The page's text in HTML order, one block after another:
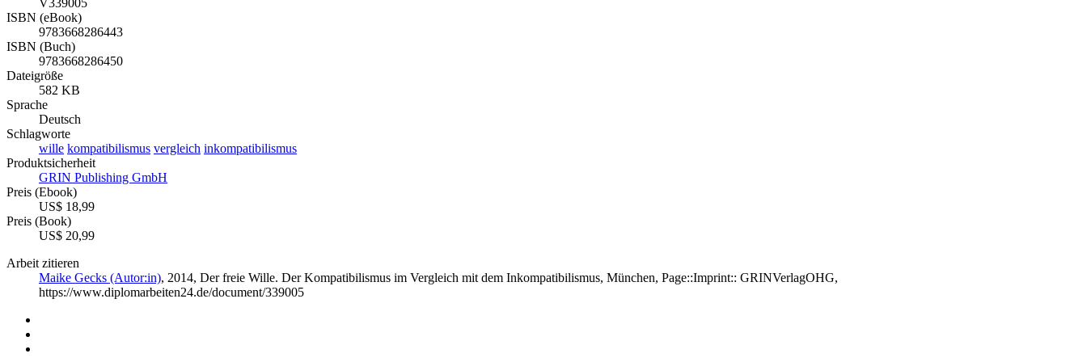
ISBN (eBook)
9783668286443
ISBN (Buch)
9783668286450
Dateigröße
582 KB
Sprache
Deutsch
Schlagworte
wille kompatibilismus vergleich inkompatibilismus
Produktsicherheit
GRIN Publishing GmbH
Preis (Ebook)
US$ 18,99
Preis (Book)
US$ 20,99
Arbeit zitieren
Maike Gecks (Autor:in), 2014, Der freie Wille. Der Kompatibilismus im Vergleich mit dem Inkompatibilismus, München, Page::Imprint:: GRINVerlagOHG,
https://www.diplomarbeiten24.de/document/339005